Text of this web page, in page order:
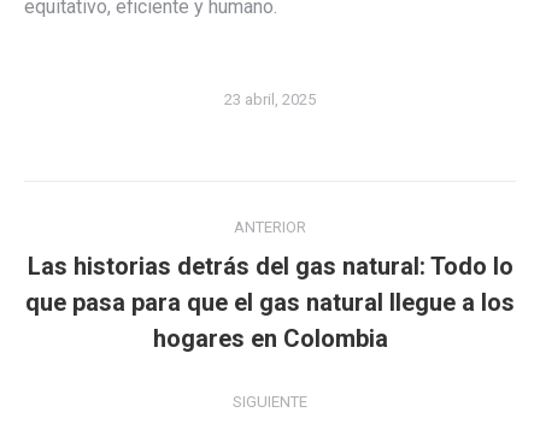
equitativo, eficiente y humano.
23 abril, 2025
entre
publicaciones
ANTERIOR
Publicación
anterior:
Las historias detrás del gas natural: Todo lo
que pasa para que el gas natural llegue a los
hogares en Colombia
SIGUIENTE